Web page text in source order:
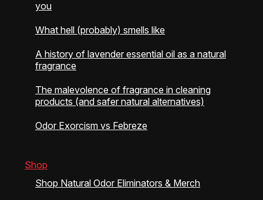
you
What hell (probably) smells like
A history of lavender essential oil as a natural
fragrance
The malevolence of fragrance in cleaning
products (and safer natural alternatives)
Odor Exorcism vs Febreze
Shop
Shop Natural Odor Eliminators & Merch